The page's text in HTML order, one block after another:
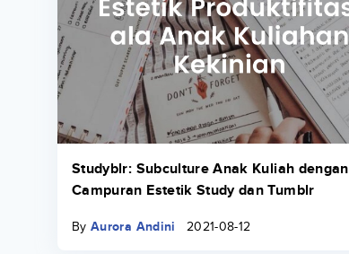
Studyblr: Subculture Anak Kuliah dengan
Campuran Estetik Study dan Tumblr
By Aurora Andini 2021-08-12